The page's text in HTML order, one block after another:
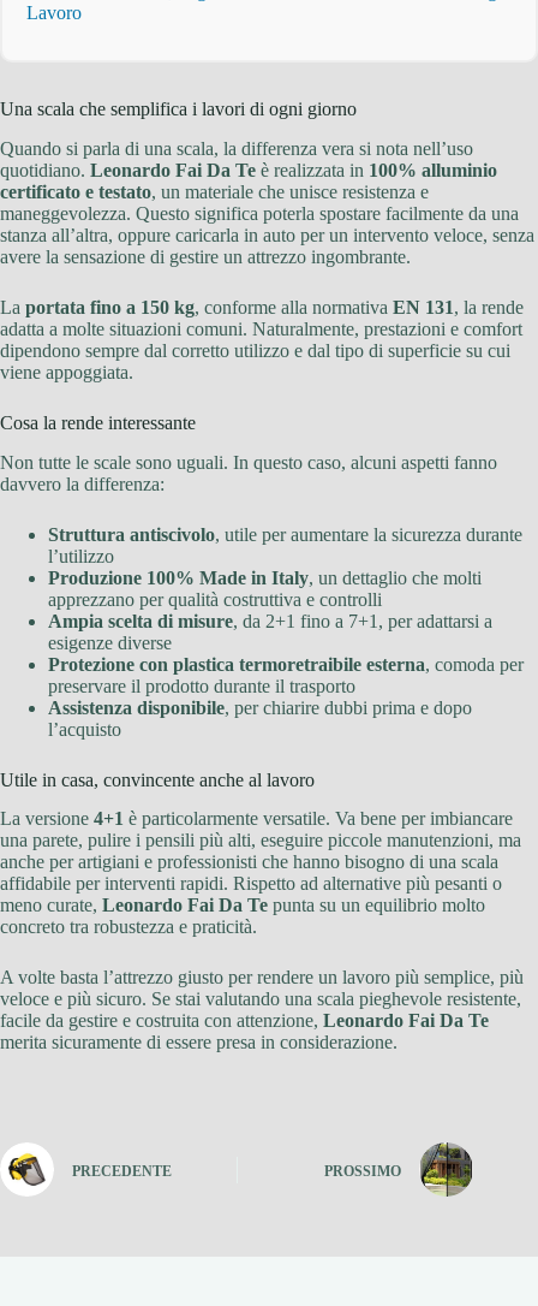
Lavoro
Una scala che semplifica i lavori di ogni giorno
Quando si parla di una scala, la differenza vera si nota nell’uso
quotidiano. Leonardo Fai Da Te è realizzata in 100% alluminio
certificato e testato, un materiale che unisce resistenza e
maneggevolezza. Questo significa poterla spostare facilmente da una
stanza all’altra, oppure caricarla in auto per un intervento veloce, senza
avere la sensazione di gestire un attrezzo ingombrante.
La portata fino a 150 kg, conforme alla normativa EN 131, la rende
adatta a molte situazioni comuni. Naturalmente, prestazioni e comfort
dipendono sempre dal corretto utilizzo e dal tipo di superficie su cui
viene appoggiata.
Cosa la rende interessante
Non tutte le scale sono uguali. In questo caso, alcuni aspetti fanno
davvero la differenza:
Struttura antiscivolo, utile per aumentare la sicurezza durante
l’utilizzo
Produzione 100% Made in Italy, un dettaglio che molti
apprezzano per qualità costruttiva e controlli
Ampia scelta di misure, da 2+1 fino a 7+1, per adattarsi a
esigenze diverse
Protezione con plastica termoretraibile esterna, comoda per
preservare il prodotto durante il trasporto
Assistenza disponibile, per chiarire dubbi prima e dopo
l’acquisto
Utile in casa, convincente anche al lavoro
La versione 4+1 è particolarmente versatile. Va bene per imbiancare
una parete, pulire i pensili più alti, eseguire piccole manutenzioni, ma
anche per artigiani e professionisti che hanno bisogno di una scala
affidabile per interventi rapidi. Rispetto ad alternative più pesanti o
meno curate, Leonardo Fai Da Te punta su un equilibrio molto
concreto tra robustezza e praticità.
A volte basta l’attrezzo giusto per rendere un lavoro più semplice, più
veloce e più sicuro. Se stai valutando una scala pieghevole resistente,
facile da gestire e costruita con attenzione, Leonardo Fai Da Te
merita sicuramente di essere presa in considerazione.
PRECEDENTE PROSSIMO